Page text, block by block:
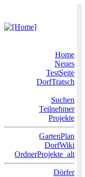
Home
Neues
TestSeite
DorfTratsch
Suchen
Teilnehmer
Projekte
GartenPlan
DorfWiki
OrdnerProjekte_alt
Dörfer